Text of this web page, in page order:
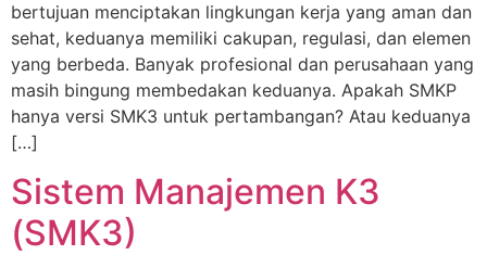
bertujuan menciptakan lingkungan kerja yang aman dan
sehat, keduanya memiliki cakupan, regulasi, dan elemen
yang berbeda. Banyak profesional dan perusahaan yang
masih bingung membedakan keduanya. Apakah SMKP
hanya versi SMK3 untuk pertambangan? Atau keduanya
[…]
Sistem Manajemen K3
(SMK3)